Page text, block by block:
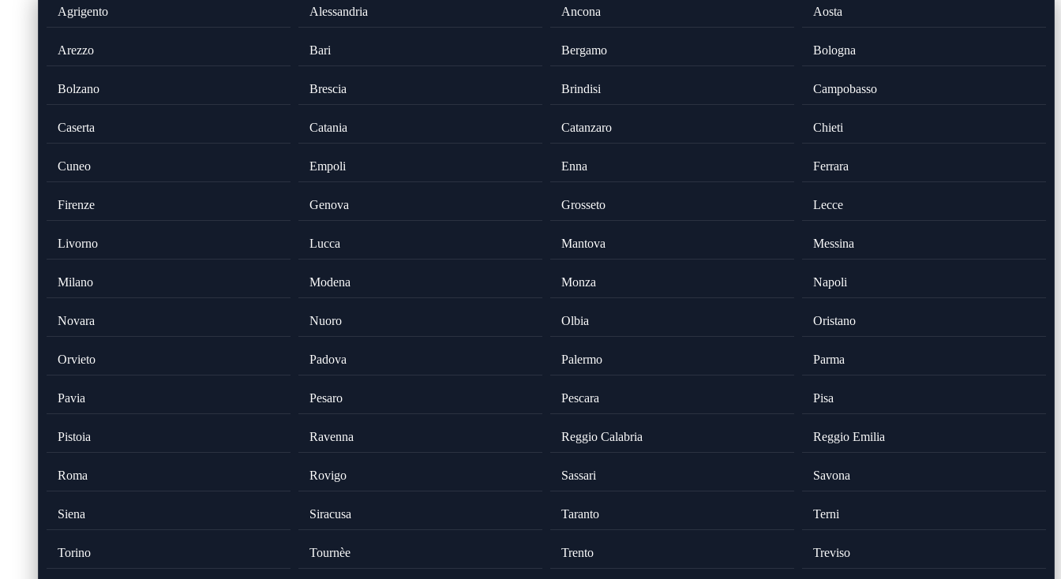
Agrigento Alessandria Ancona Aosta
Arezzo Bari Bergamo Bologna
Bolzano Brescia Brindisi Campobasso
Caserta Catania Catanzaro Chieti
Cuneo Empoli Enna Ferrara
Firenze Genova Grosseto Lecce
Livorno Lucca Mantova Messina
Milano Modena Monza Napoli
Novara Nuoro Olbia Oristano
Orvieto Padova Palermo Parma
Pavia Pesaro Pescara Pisa
Pistoia Ravenna Reggio Calabria Reggio Emilia
Roma Rovigo Sassari Savona
Siena Siracusa Taranto Terni
Torino Tournèe Trento Treviso